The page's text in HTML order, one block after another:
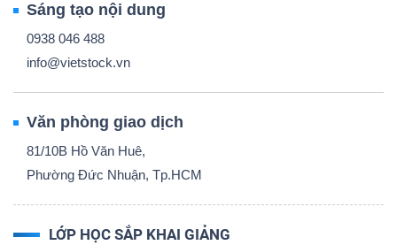
Sáng tạo nội dung
0938 046 488
info@vietstock.vn
Văn phòng giao dịch
81/10B Hồ Văn Huê,
Phường Đức Nhuận, Tp.HCM
LỚP HỌC SẮP KHAI GIẢNG